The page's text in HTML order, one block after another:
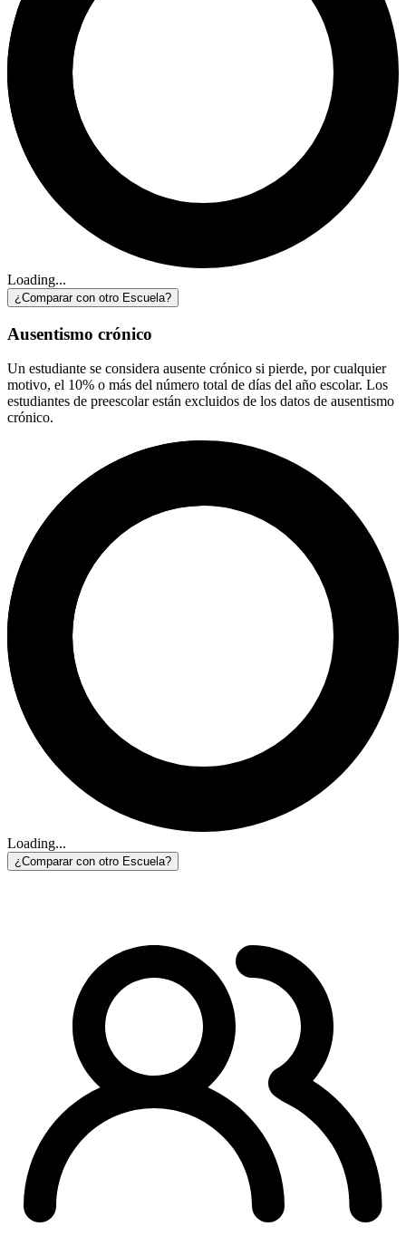
Loading...
¿Comparar con otro Escuela?
Ausentismo crónico
Un estudiante se considera ausente crónico si pierde, por cualquier
motivo, el 10% o más del número total de días del año escolar. Los
estudiantes de preescolar están excluidos de los datos de ausentismo
crónico.
Loading...
¿Comparar con otro Escuela?